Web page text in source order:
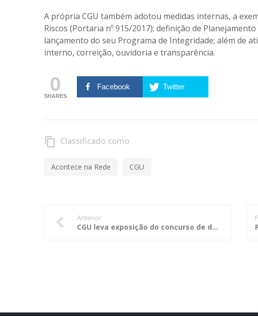
A própria CGU também adotou medidas internas, a
Riscos (Portaria nº 915/2017); definição de
lançamento do seu Programa de Integridade; além de
interno, correição, ouvidoria e transparência.
0
SHARES
Facebook Twitter
content_copy Classificado como
Acontece na Rede CGU
Anterior
CGU leva exposição do concurso de desenho e redação a shoppings de Brasília